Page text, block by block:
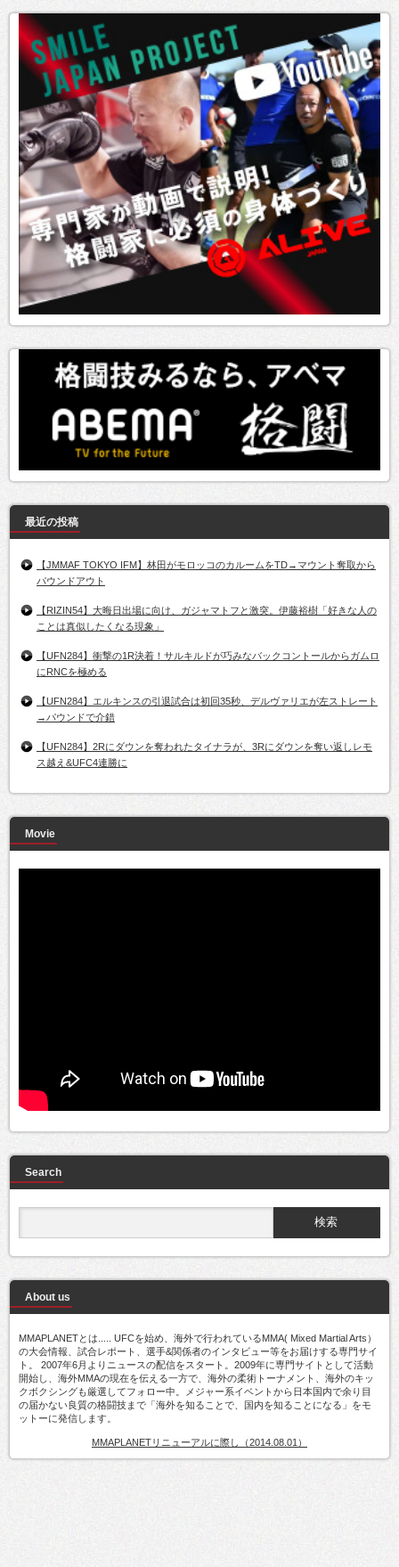
最近の投稿
【JMMAF TOKYO IFM】林田がモロッコのカルームをTD→マウント奪取から
パウンドアウト
【RIZIN54】大晦日出場に向け、ガジャマトフと激突。伊藤裕樹「好きな人の
ことは真似したくなる現象」
【UFN284】衝撃の1R決着！サルキルドが巧みなバックコントールからガムロ
にRNCを極める
【UFN284】エルキンスの引退試合は初回35秒、デルヴァリエが左ストレート
→パウンドで介錯
【UFN284】2Rにダウンを奪われたタイナラが、3Rにダウンを奪い返しレモ
ス越え&UFC4連勝に
Movie
Search
About us
MMAPLANETとは..... UFCを始め、海外で行われているMMA( Mixed Martial Arts）
の大会情報、試合レポート、選手&関係者のインタビュー等をお届けする専門サイ
ト。 2007年6月よりニュースの配信をスタート。2009年に専門サイトとして活動
開始し、海外MMAの現在を伝える一方で、海外の柔術トーナメント、海外のキッ
クボクシングも厳選してフォロー中。メジャー系イベントから日本国内で余り目
の届かない良質の格闘技まで「海外を知ることで、国内を知ることになる」をモ
ットーに発信します。
MMAPLANETリニューアルに際し（2014.08.01）